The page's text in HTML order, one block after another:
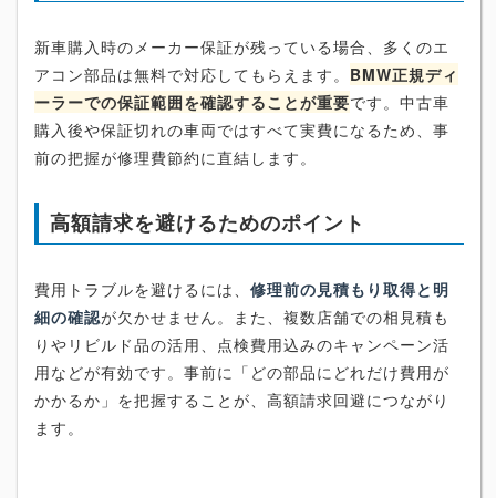
新車購入時のメーカー保証が残っている場合、多くのエ
アコン部品は無料で対応してもらえます。 BMW正規ディ
ーラーでの保証範囲を確認することが重要です。中古車
購入後や保証切れの車両ではすべて実費になるため、事
前の把握が修理費節約に直結します。
高額請求を避けるためのポイント
費用トラブルを避けるには、 修理前の見積もり取得と明
細の確認が欠かせません。また、複数店舗での相見積も
りやリビルド品の活用、点検費用込みのキャンペーン活
用などが有効です。事前に「どの部品にどれだけ費用が
かかるか」を把握することが、高額請求回避につながり
ます。